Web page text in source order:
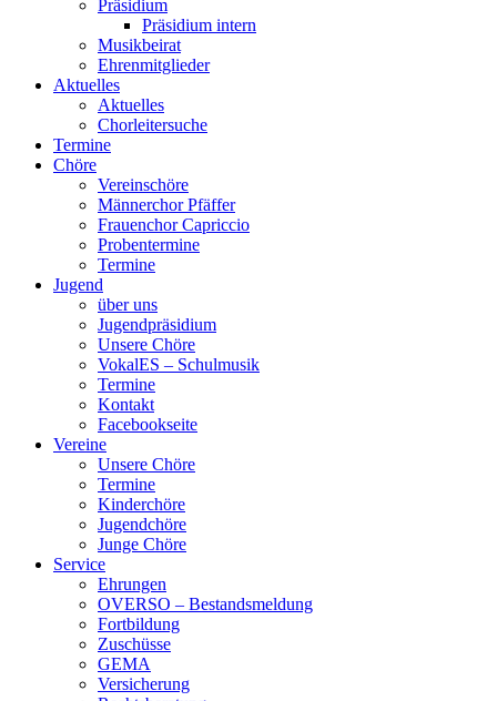
Präsidium
Präsidium intern
Musikbeirat
Ehrenmitglieder
Aktuelles
Aktuelles
Chorleitersuche
Termine
Chöre
Vereinschöre
Männerchor Pfäffer
Frauenchor Capriccio
Probentermine
Termine
Jugend
über uns
Jugendpräsidium
Unsere Chöre
VokalES – Schulmusik
Termine
Kontakt
Facebookseite
Vereine
Unsere Chöre
Termine
Kinderchöre
Jugendchöre
Junge Chöre
Service
Ehrungen
OVERSO – Bestandsmeldung
Fortbildung
Zuschüsse
GEMA
Versicherung